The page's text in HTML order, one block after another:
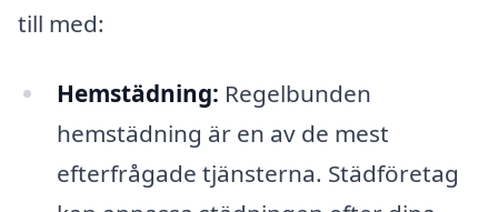
till med:
Hemstädning: Regelbunden
hemstädning är en av de mest
efterfrågade tjänsterna. Städföretag